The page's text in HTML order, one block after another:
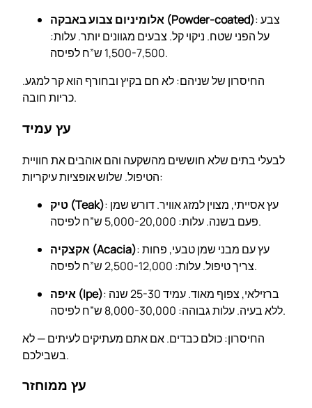
אלומיניום צבוע באבקה (Powder-coated): צבע
על הפני שטח. ניקוי קל. צבעים מגוונים יותר. עלות:
1,500-7,500 ש”ח לפיסה.
החיסרון של שניהם: לא חם בקיץ ובחורף הוא קר למגע.
כריות חובה.
עץ עמיד
לבעלי בתים שלא חוששים מהשקעה והם אוהבים את חוויית
הטיפול. שלוש אופציות עיקריות:
טיק (Teak): עץ אסייתי, מצוין למזג אוויר. דורש שמן
פעם בשנה. עלות: 5,000-20,000 ש”ח לפיסה.
אקצקיה (Acacia): עץ עם מבני שמן טבעי, פחות
צריך טיפול. עלות: 2,500-12,000 ש”ח לפיסה.
איפה (Ipe): ברזילאי, צפוף מאוד. עמיד 25-30 שנה
ללא בעיה. עלות גבוהה: 8,000-30,000 ש”ח לפיסה.
החיסרון: כולם כבדים. אם אתם מעתיקים לעיתים — לא
בשבילכם.
עץ ממוחזר